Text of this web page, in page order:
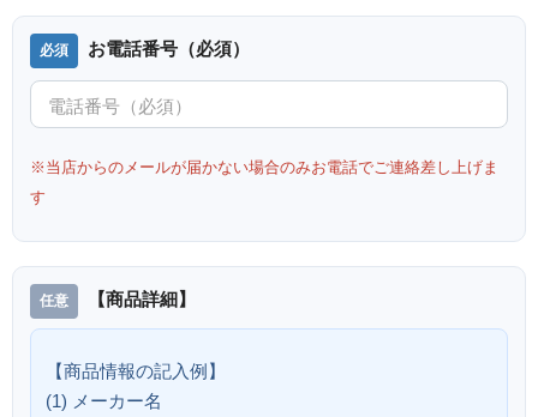
お電話番号（必須）
※当店からのメールが届かない場合のみお電話でご連絡差し上げま
す
【商品詳細】
【商品情報の記入例】
(1) メーカー名